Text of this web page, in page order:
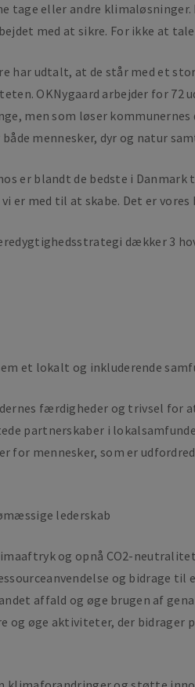
tage eller andre
med at sikre. For ikke at
har udtalt, at de står med et
OKNygaard arbejder for 72
men som løser
mennesker, dyr og natur
er blandt de bedste i
er med til at skabe. Det er
dækker 3
et lokalt og inkluderende
færdigheder og trivsel for
partnerskaber i
for mennesker, som er
lederskab
og opnå CO2-
og bidrage
affald og øge brugen af
og øge aktiviteter, der bidrager